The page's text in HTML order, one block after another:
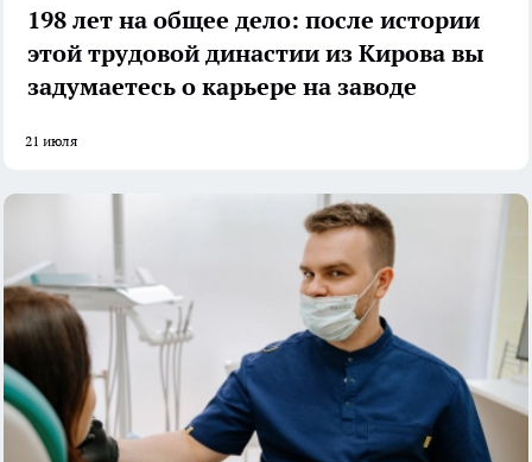
198 лет на общее дело: после истории
этой трудовой династии из Кирова вы
задумаетесь о карьере на заводе
21 июля